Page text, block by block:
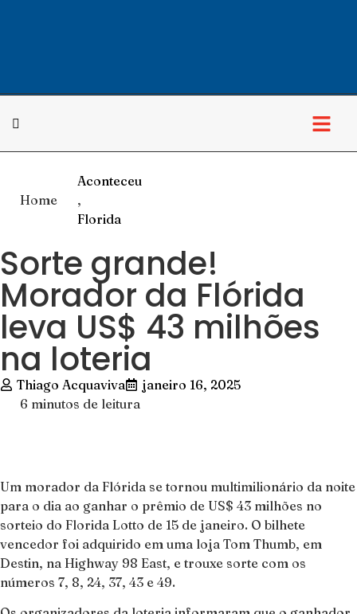
Home
Aconteceu
,
Florida
Sorte grande!
Morador da Flórida
leva US$ 43 milhões
na loteria
Thiago Acquaviva
janeiro 16, 2025
6 minutos de leitura
Um morador da Flórida se tornou multimilionário da noite
para o dia ao ganhar o prêmio de US$ 43 milhões no
sorteio do Florida Lotto de 15 de janeiro. O bilhete
vencedor foi adquirido em uma loja Tom Thumb, em
Destin, na Highway 98 East, e trouxe sorte com os
números 7, 8, 24, 37, 43 e 49.